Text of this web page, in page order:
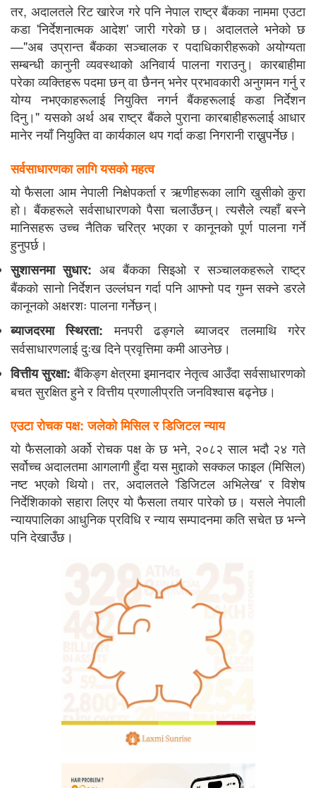
तर, अदालतले रिट खारेज गरे पनि नेपाल राष्ट्र बैंकका नाममा एउटा
कडा 'निर्देशनात्मक आदेश' जारी गरेको छ। अदालतले भनेको छ
—"अब उप्रान्त बैंकका सञ्चालक र पदाधिकारीहरूको अयोग्यता
सम्बन्धी कानुनी व्यवस्थाको अनिवार्य पालना गराउनु। कारबाहीमा
परेका व्यक्तिहरू पदमा छन् वा छैनन् भनेर प्रभावकारी अनुगमन गर्नु र
योग्य नभएकाहरूलाई नियुक्ति नगर्न बैंकहरूलाई कडा निर्देशन
दिनु।" यसको अर्थ अब राष्ट्र बैंकले पुराना कारबाहीहरूलाई आधार
मानेर नयाँ नियुक्ति वा कार्यकाल थप गर्दा कडा निगरानी राख्नुपर्नेछ।
सर्वसाधारणका लागि यसको महत्व
यो फैसला आम नेपाली निक्षेपकर्ता र ऋणीहरूका लागि खुसीको कुरा
हो। बैंकहरूले सर्वसाधारणको पैसा चलाउँछन्। त्यसैले त्यहाँ बस्ने
मानिसहरू उच्च नैतिक चरित्र भएका र कानूनको पूर्ण पालना गर्ने
हुनुपर्छ।
सुशासनमा सुधार: अब बैंकका सिइओ र सञ्चालकहरूले राष्ट्र
बैंकको सानो निर्देशन उल्लंघन गर्दा पनि आफ्नो पद गुम्न सक्ने डरले
कानूनको अक्षरशः पालना गर्नेछन्।
ब्याजदरमा स्थिरता: मनपरी ढङ्गले ब्याजदर तलमाथि गरेर
सर्वसाधारणलाई दुःख दिने प्रवृत्तिमा कमी आउनेछ।
वित्तीय सुरक्षा:बैंकिङ्ग क्षेत्रमा इमानदार नेतृत्व आउँदा सर्वसाधारणको
बचत सुरक्षित हुने र वित्तीय प्रणालीप्रति जनविश्वास बढ्नेछ।
एउटा रोचक पक्ष: जलेको मिसिल र डिजिटल न्याय
यो फैसलाको अर्को रोचक पक्ष के छ भने, २०८२ साल भदौ २४ गते
सर्वोच्च अदालतमा आगलागी हुँदा यस मुद्दाको सक्कल फाइल (मिसिल)
नष्ट भएको थियो। तर, अदालतले 'डिजिटल अभिलेख' र विशेष
निर्देशिकाको सहारा लिएर यो फैसला तयार पारेको छ। यसले नेपाली
न्यायपालिका आधुनिक प्रविधि र न्याय सम्पादनमा कति सचेत छ भन्ने
पनि देखाउँछ।